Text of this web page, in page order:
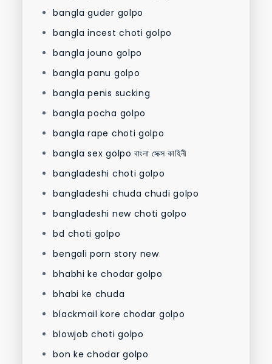
bangla guder golpo
bangla incest choti golpo
bangla jouno golpo
bangla panu golpo
bangla penis sucking
bangla pocha golpo
bangla rape choti golpo
bangla sex golpo বাংলা সেক্স কাহিনী
bangladeshi choti golpo
bangladeshi chuda chudi golpo
bangladeshi new choti golpo
bd choti golpo
bengali porn story new
bhabhi ke chodar golpo
bhabi ke chuda
blackmail kore chodar golpo
blowjob choti golpo
bon ke chodar golpo